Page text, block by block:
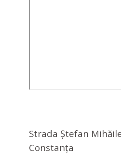
Strada Ștefan
Constanţa